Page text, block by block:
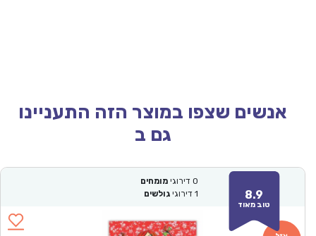
אנשים שצפו במוצר הזה התעניינו
גם ב
8.9
טוב מאוד
0 דירוגי מומחים
1 דירוגי גולשים